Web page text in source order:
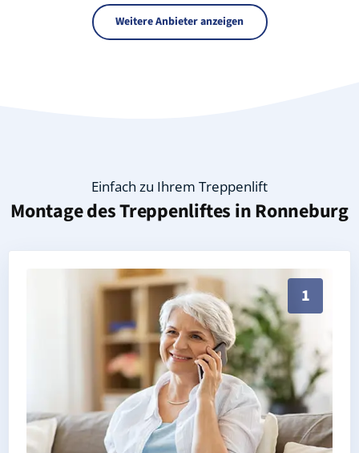
Weitere Anbieter anzeigen
Einfach zu Ihrem Treppenlift
Montage des Treppenliftes inRonneburg
1
Persönliche Treppenlift-Beratung in Ronneburg